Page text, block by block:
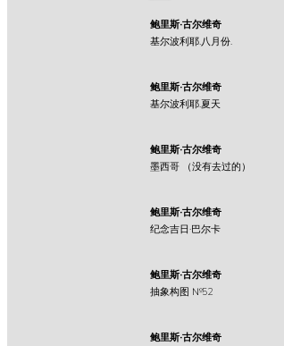
鲍里斯·古尔维奇
基尔波利耶.八月份.
鲍里斯·古尔维奇
基尔波利耶.夏天
鲍里斯·古尔维奇
墨西哥 （没有去过的）
鲍里斯·古尔维奇
纪念吉日·巴尔卡
鲍里斯·古尔维奇
抽象构图 №52
鲍里斯·古尔维奇